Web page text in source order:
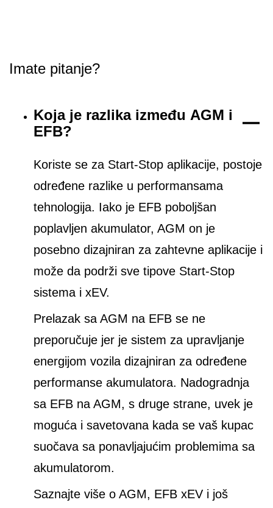
Imate pitanje?
Koja je razlika između AGM i
EFB?
Koriste se za Start-Stop aplikacije, postoje
određene razlike u performansama
tehnologija. Iako je EFB poboljšan
poplavljen akumulator, AGM on je
posebno dizajniran za zahtevne aplikacije i
može da podrži sve tipove Start-Stop
sistema i xEV.
Prelazak sa AGM na EFB se ne
preporučuje jer je sistem za upravljanje
energijom vozila dizajniran za određene
performanse akumulatora. Nadogradnja
sa EFB na AGM, s druge strane, uvek je
moguća i savetovana kada se vaš kupac
suočava sa ponavljajućim problemima sa
akumulatorom.
Saznajte više o AGM, EFB xEV i još